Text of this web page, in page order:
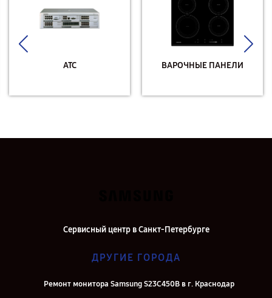
АТС ВАРОЧНЫЕ ПАНЕЛИ
Сервисный центр в Санкт-Петербурге
ДРУГИЕ ГОРОДА
Ремонт монитора Samsung S23C450B в г. Краснодар